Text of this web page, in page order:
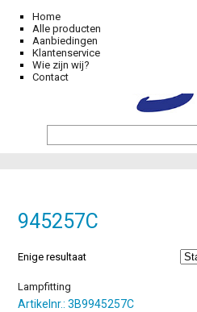
Home
Alle producten
Aanbiedingen
Klantenservice
Wie zijn wij?
Contact
945257C
Enige resultaat
Lampfitting
Artikelnr.: 3B9945257C